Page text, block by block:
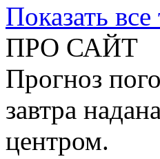
Показать все
ПРО САЙТ
Прогноз
завтра
центром.